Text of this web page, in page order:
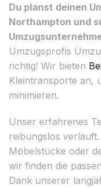
Du planst deinen
Northampton und
Umzugsprofis
richtig! Wir bieten
Kleintransporte an,
minimieren.
Unser erfahrenes
reibungslos
Möbelstücke oder
wir finden die
Dank unserer